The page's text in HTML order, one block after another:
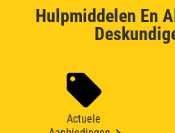
Hulpmiddelen En
Actuele